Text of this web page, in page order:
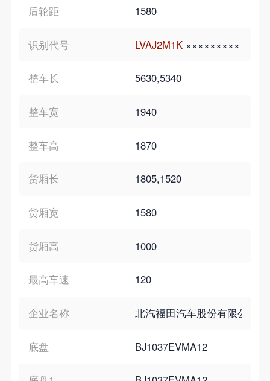
后轮距 1580
识别代号 LVAJ2M1K ×××××××××
整车长 5630,5340
整车宽 1940
整车高 1870
货厢长 1805,1520
货厢宽 1580
货厢高 1000
最高车速 120
企业名称 北汽福田汽车股份有限公司
底盘 BJ1037EVMA12